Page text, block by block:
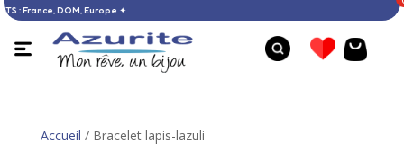
: France, DOM, Europe ✦
Accueil / Bracelet lapis-lazuli